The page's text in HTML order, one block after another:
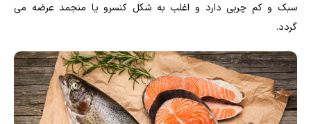
سبک و کم چربی دارد و اغلب به شکل کنسرو یا منجمد عرضه می
گردد.